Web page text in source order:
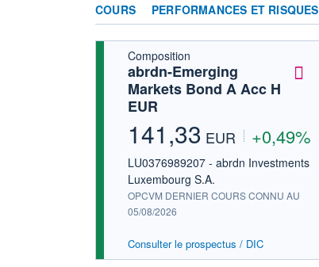
COURS PERFORMANCES ET RISQUES
Composition
abrdn-Emerging
Markets Bond A Acc H
EUR
141,33 EUR +0,49%
LU0376989207 - abrdn Investments
Luxembourg S.A.
OPCVM DERNIER COURS CONNU AU
05/08/2026
Consulter le prospectus / DIC